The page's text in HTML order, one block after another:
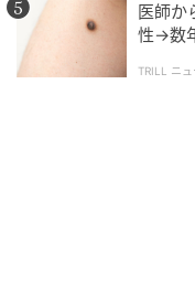
◇店舗デザイン概要
店舗デザインのブラ
医師か
性→数
TRILL ニュ